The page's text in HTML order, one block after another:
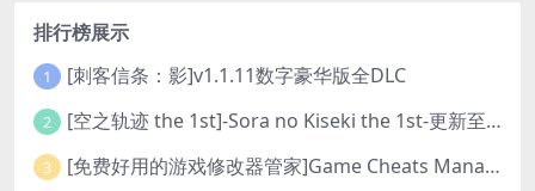
排行榜展示
1 [刺客信条：影]v1.1.11数字豪华版全DLC
2 [空之轨迹 the 1st]-Sora no Kiseki the 1st-更新至v1.06.4-全DLC
3 [免费好用的游戏修改器管家]Game Cheats Manager